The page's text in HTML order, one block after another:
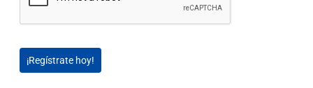
¡Regístrate hoy!